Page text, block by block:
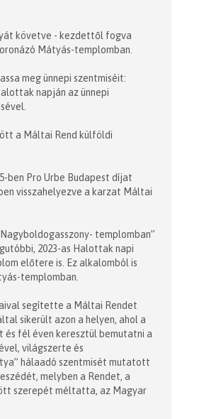
követve - kezdettől fogva
Mátyás-templomban.
meg ünnepi szentmiséit:
napján az ünnepi
a Máltai Rend külföldi
ben Pro Urbe Budapest díjat
visszahelyezve a karzat Máltai
templomban”
2023-as Halottak napi
előtere is. Ez alkalomból is
templomban.
segítette a Máltai Rendet
sikerült azon a helyen, ahol a
és fél éven keresztül bemutatni a
világszerte és
hálaadó szentmisét mutatott
melyben a Rendet, a
szerepét méltatta, az Magyar